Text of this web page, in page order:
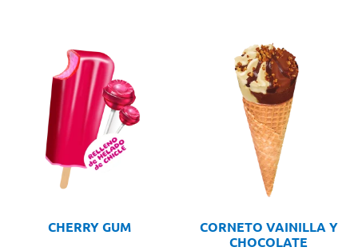
CHERRY GUM
CORNETO VAINILLA Y
CHOCOLATE